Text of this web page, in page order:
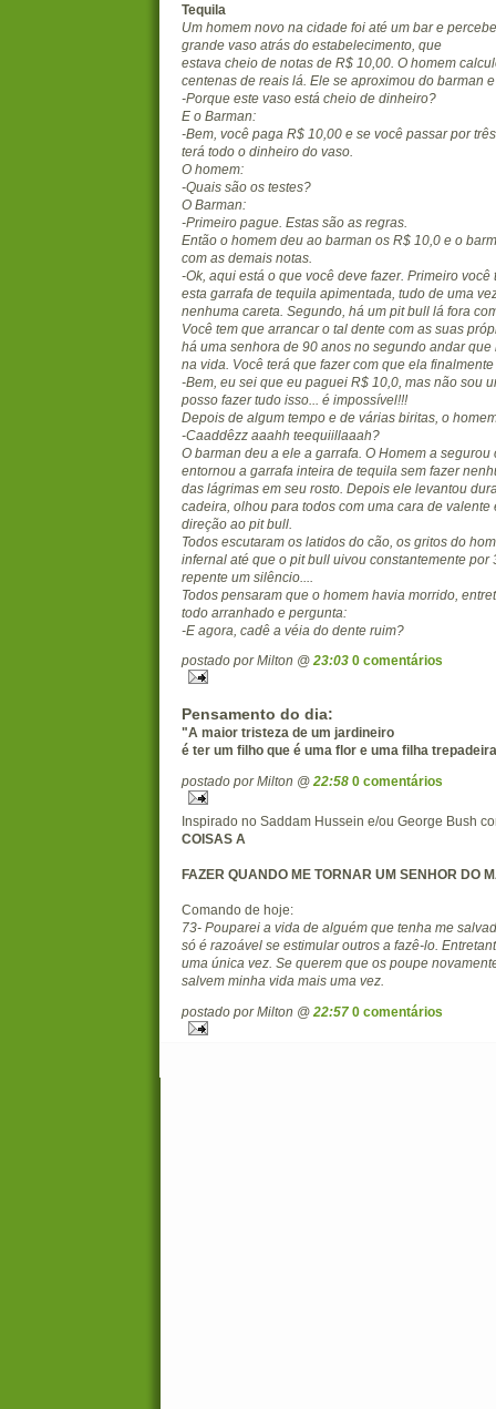
Tequila
Um homem novo na cidade foi até um bar e
grande vaso atrás do estabelecimento, que
estava cheio de notas de R$ 10,00. O homem
centenas de reais lá. Ele se aproximou do barman
-Porque este vaso está cheio de dinheiro?
E o Barman:
-Bem, você paga R$ 10,00 e se você passar por
terá todo o dinheiro do vaso.
O homem:
-Quais são os testes?
O Barman:
-Primeiro pague. Estas são as regras.
Então o homem deu ao barman os R$ 10,0 e o
com as demais notas.
-Ok, aqui está o que você deve fazer. Primeiro você
esta garrafa de tequila apimentada, tudo de uma
nenhuma careta. Segundo, há um pit bull lá fora
Você tem que arrancar o tal dente com as suas
há uma senhora de 90 anos no segundo andar que
na vida. Você terá que fazer com que ela
-Bem, eu sei que eu paguei R$ 10,0, mas não sou
posso fazer tudo isso... é impossível!!!
Depois de algum tempo e de várias biritas, o
-Caaddêzz aaahh teequiillaaah?
O barman deu a ele a garrafa. O Homem a segurou
entornou a garrafa inteira de tequila sem fazer
das lágrimas em seu rosto. Depois ele levantou
cadeira, olhou para todos com uma cara de valente
direção ao pit bull.
Todos escutaram os latidos do cão, os gritos do
infernal até que o pit bull uivou constantemente por
repente um silêncio....
Todos pensaram que o homem havia morrido,
todo arranhado e pergunta:
-E agora, cadê a véia do dente ruim?
postado por Milton @ 23:03 0 comentários
Pensamento do dia:
"A maior tristeza de um jardineiro
é ter um filho que é uma flor e uma filha
postado por Milton @ 22:58 0 comentários
Inspirado no Saddam Hussein e/ou George Bush
COISAS A
FAZER QUANDO ME TORNAR UM SENHOR DO
Comando de hoje:
73- Pouparei a vida de alguém que tenha me
só é razoável se estimular outros a fazê-lo.
uma única vez. Se querem que os poupe
salvem minha vida mais uma vez.
postado por Milton @ 22:57 0 comentários